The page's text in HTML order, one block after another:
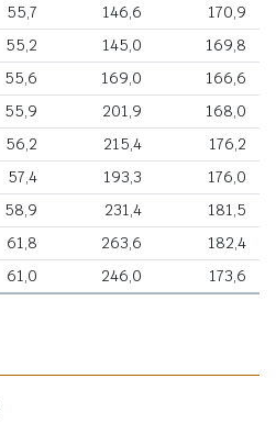
55,7 146,6
170,9
55,2 145,0
169,8
55,6 169,0
166,6
55,9 201,9
168,0
56,2 215,4
176,2
57,4 193,3
176,0
58,9 231,4
181,5
61,8 263,6
182,4
61,0 246,0 173,6